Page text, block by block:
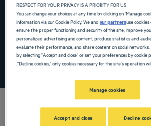
ابحث عن فندق
RESPECT FOR YOUR PRIVACY IS A PRIORITY FOR US
You can change your choices at any time by clicking on "Manage
information via our Cookie Policy. We andour partnersuse cookies
ensure the proper functioning and security of the site, improve
personalized advertising and content, produce statistics and
evaluate their performance, and share content on social networks.
by selecting "Accept and close" or set your preferences by cookie
"Decline cookies," only cookies necessary for the site's operation
Manage cookies
Decline
Accept and close